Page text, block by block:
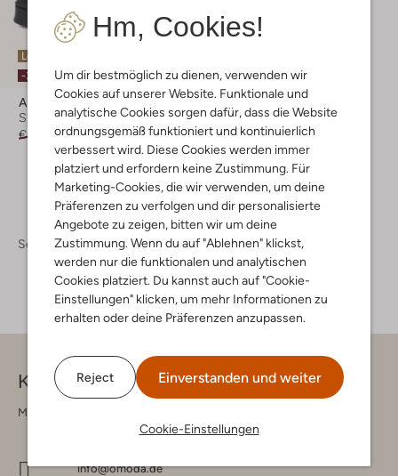
Hm, Cookies!
Um dir bestmöglich zu dienen, verwenden wir
Cookies auf unserer Website. Funktionale und
analytische Cookies sorgen dafür, dass die Website
ordnungsgemäß funktioniert und kontinuierlich
verbessert wird. Diese Cookies werden immer
platziert und erfordern keine Zustimmung. Für
Marketing-Cookies, die wir verwenden, um deine
Präferenzen zu verfolgen und dir personalisierte
Angebote zu zeigen, bitten wir um deine
Zustimmung. Wenn du auf "Ablehnen" klickst,
werden nur die funktionalen und analytischen
Cookies platziert. Du kannst auch auf "Cookie-
Einstellungen" klicken, um mehr Informationen zu
erhalten oder deine Präferenzen anzupassen.
Reject Einverstanden und weiter
Cookie-Einstellungen
Letzter Artikel
-30%
Adidas
Sneaker Low
€ 64,95 € 44,95
Schuhe Kinderschuhe Kinderschuhe Mädchen
Kontakt
Montag - Freitag 09:00 - 17:00 uur
info@omoda.de